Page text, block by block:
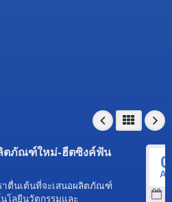
ตภัณฑ์ใหม่-ฮีตซิงค์ฟัน
าตื่นเต้นที่จะเสนอผลิตภัณฑ์
โลยีนวัตกรรมและ